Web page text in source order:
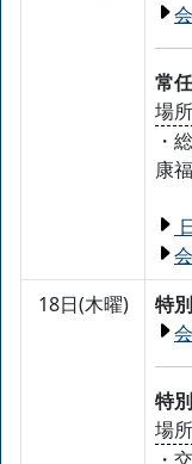
常
場
・
康
18日(木曜)
特
特
場